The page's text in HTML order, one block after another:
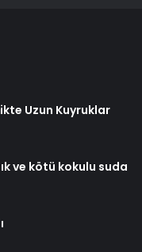
Uzun Kuyruklar
ve kötü kokulu suda